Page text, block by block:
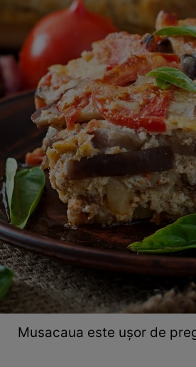
Musacaua este ușor de